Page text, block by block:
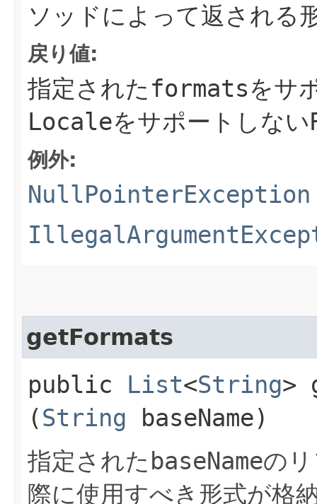
ソッドによって返される
戻り値:
指定された formatsをサ
Localeをサポートしない
例外:
NullPointerException
getFormats
public List<String>
(String baseName)
指定された baseNameの
際に使用すべき形式が格